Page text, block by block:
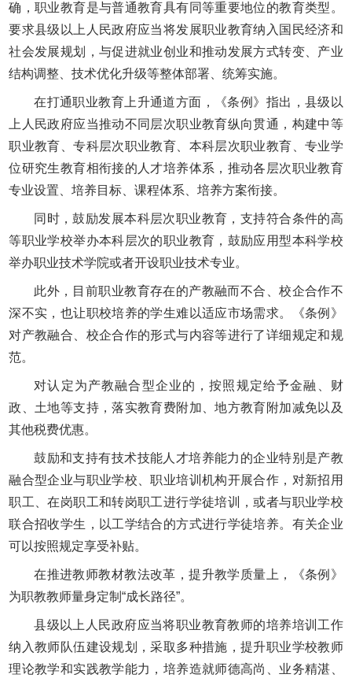
确，职业教育是与普通教育具有同等重要地位的教育类型。
要求县级以上人民政府应当将发展职业教育纳入国民经济和
社会发展规划，与促进就业创业和推动发展方式转变、产业
结构调整、技术优化升级等整体部署、统筹实施。
在打通职业教育上升通道方面，《条例》指出，县级以
上人民政府应当推动不同层次职业教育纵向贯通，构建中等
职业教育、专科层次职业教育、本科层次职业教育、专业学
位研究生教育相衔接的人才培养体系，推动各层次职业教育
专业设置、培养目标、课程体系、培养方案衔接。
同时，鼓励发展本科层次职业教育，支持符合条件的高
等职业学校举办本科层次的职业教育，鼓励应用型本科学校
举办职业技术学院或者开设职业技术专业。
此外，目前职业教育存在的产教融而不合、校企合作不
深不实，也让职校培养的学生难以适应市场需求。《条例》
对产教融合、校企合作的形式与内容等进行了详细规定和规
范。
对认定为产教融合型企业的，按照规定给予金融、财
政、土地等支持，落实教育费附加、地方教育附加减免以及
其他税费优惠。
鼓励和支持有技术技能人才培养能力的企业特别是产教
融合型企业与职业学校、职业培训机构开展合作，对新招用
职工、在岗职工和转岗职工进行学徒培训，或者与职业学校
联合招收学生，以工学结合的方式进行学徒培养。有关企业
可以按照规定享受补贴。
在推进教师教材教法改革，提升教学质量上，《条例》
为职教教师量身定制“成长路径”。
县级以上人民政府应当将职业教育教师的培养培训工作
纳入教师队伍建设规划，采取多种措施，提升职业学校教师
理论教学和实践教学能力，培养造就师德高尚、业务精湛、